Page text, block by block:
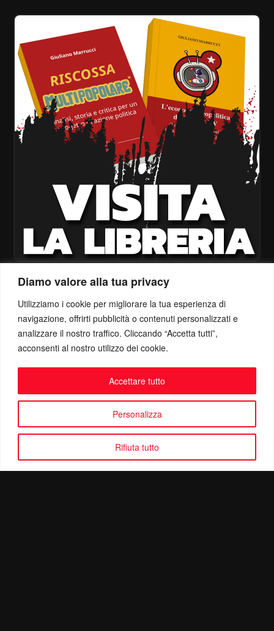
Diamo valore alla tua privacy
Utilizziamo i cookie per migliorare la tua esperienza di
navigazione, offrirti pubblicità o contenuti personalizzati e
analizzare il nostro traffico. Cliccando “Accetta tutti”,
acconsenti al nostro utilizzo dei cookie.
Personalizza
Rifiuta tutto
Accettare tutto